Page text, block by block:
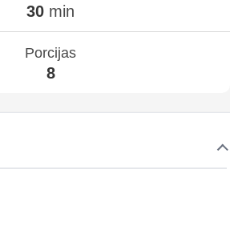
30 min
Porcijas
8